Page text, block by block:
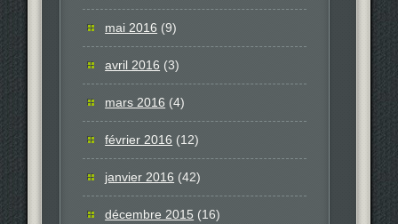
mai 2016 (9)
avril 2016 (3)
mars 2016 (4)
février 2016 (12)
janvier 2016 (42)
décembre 2015 (16)